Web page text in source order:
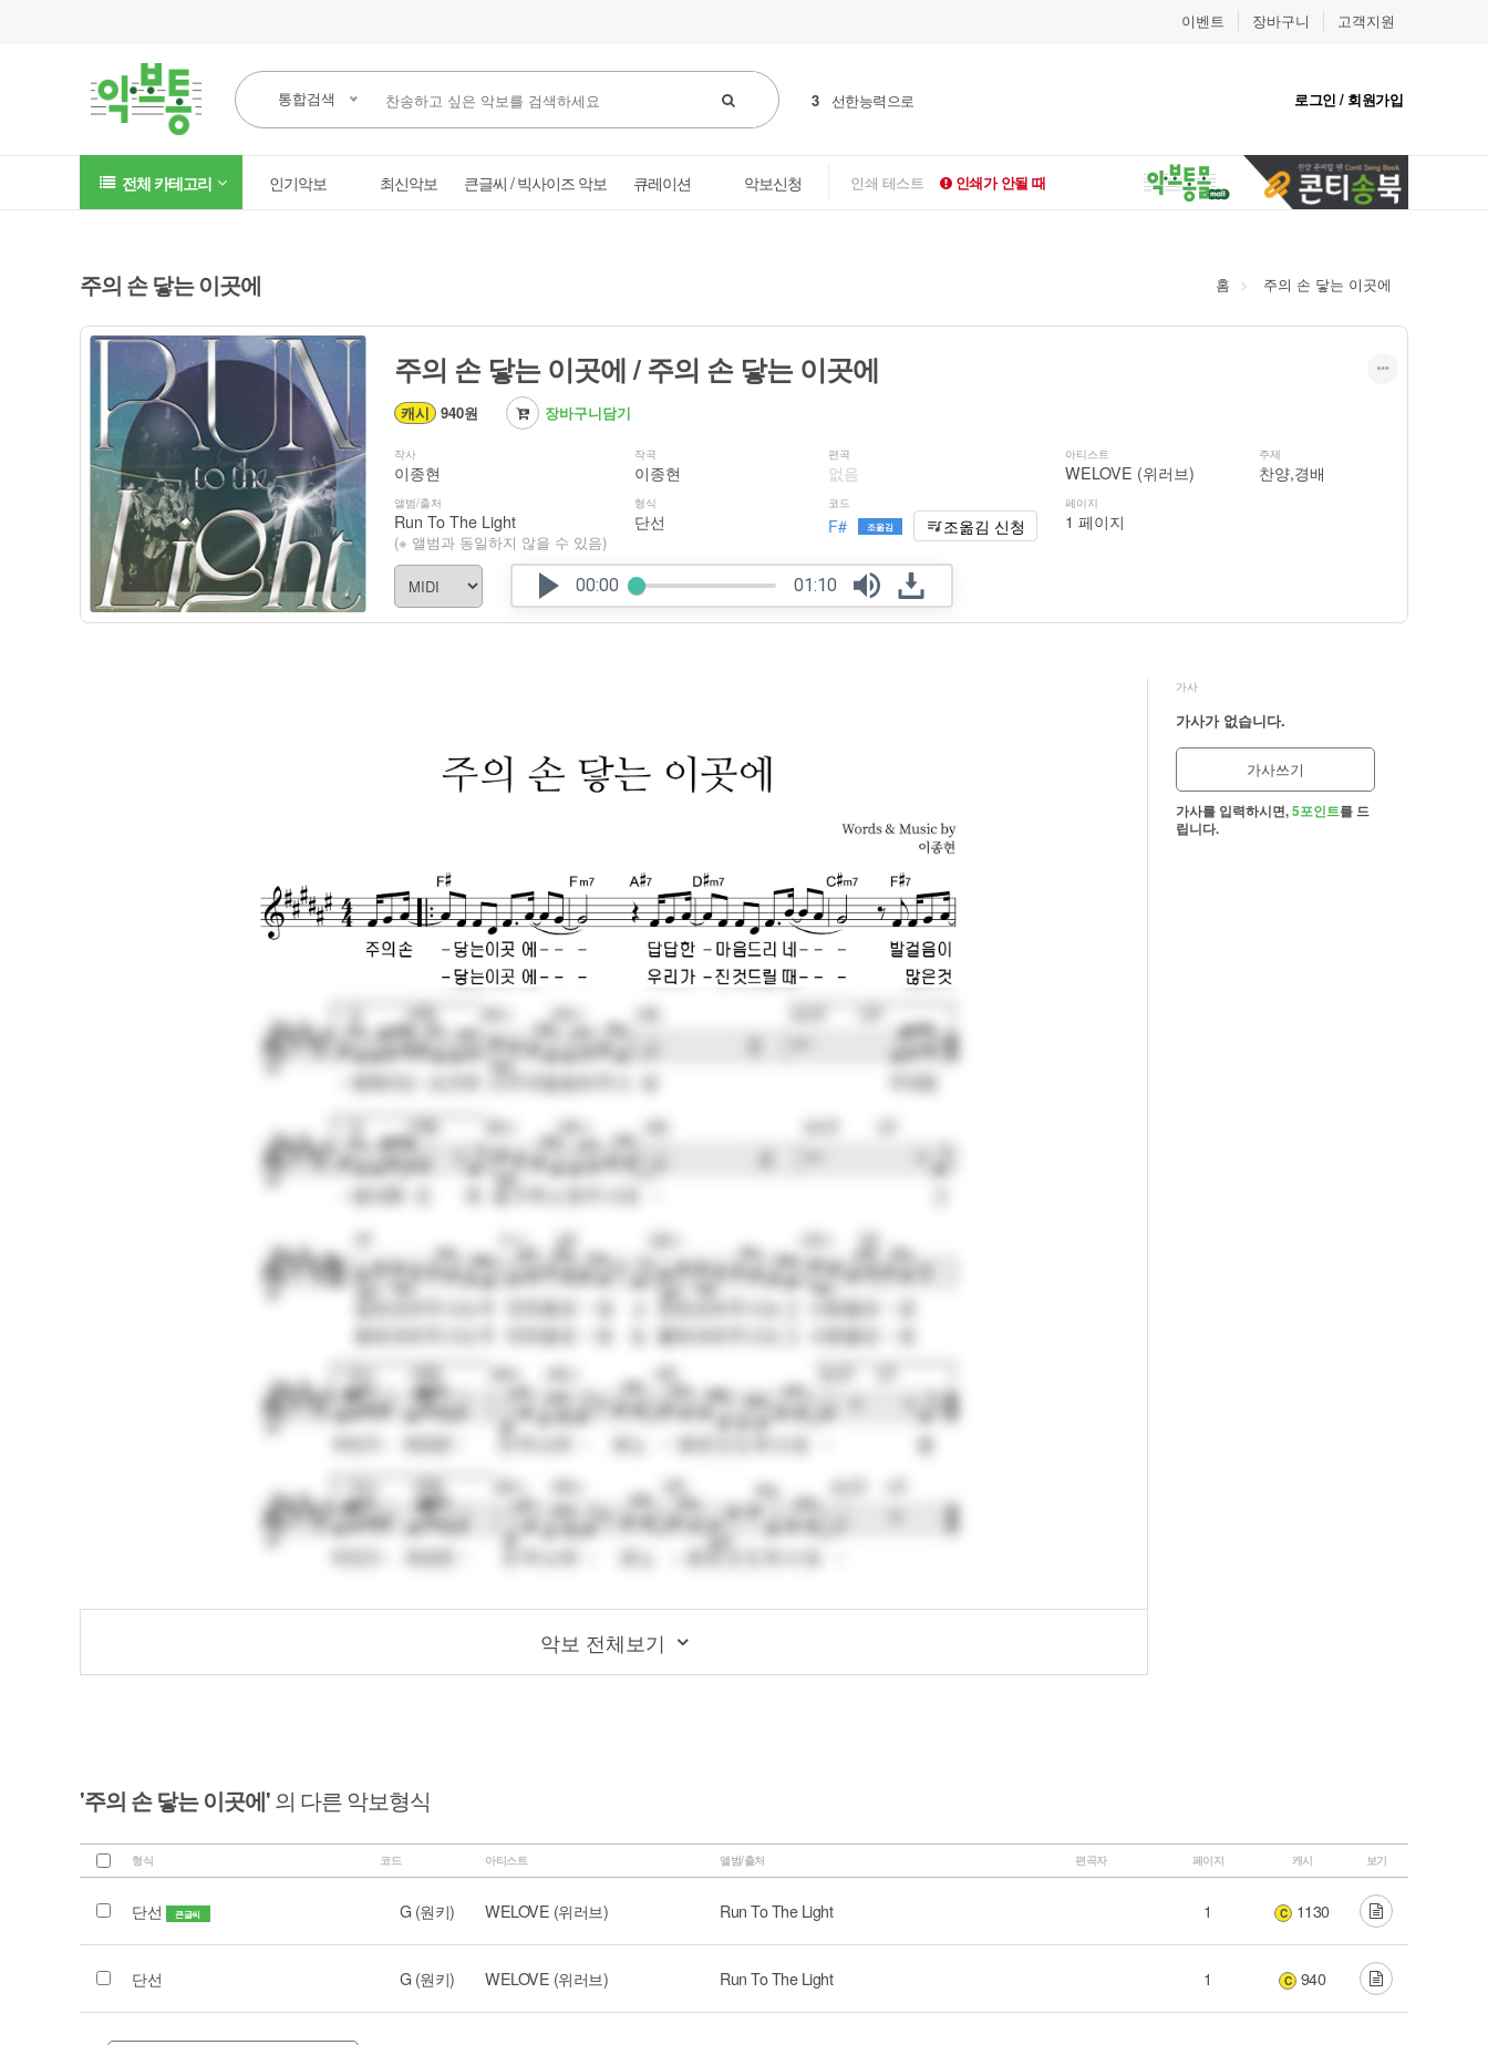
이벤트 장바구니 고객지원
통합검색 3 선한능력으로 로그인 / 회원가입
전체 카테고리 인기악보 최신악보 큰글씨 / 빅사이즈 악보 큐레이션 악보신청 인쇄 테스트 인쇄가 안될 때
주의 손 닿는 이곳에 홈 주의 손 닿는 이곳에
주의 손 닿는 이곳에 / 주의 손 닿는 이곳에
캐시 940원 장바구니담기
작사
이종현
앨범/출처
Run To The Light
(※ 앨범과 동일하지 않을 수 있음)
작곡
이종현
형식
단선
편곡
없음
코드
F# 조옮김 조옮김 신청
아티스트
WELOVE (위러브)
페이지
1 페이지
주제
찬양,경배
00:00 01:10
악보 전체보기
가사
가사가 없습니다.
가사쓰기
가사를 입력하시면,5포인트를 드
립니다.
'주의 손 닿는 이곳에'의 다른 악보형식
형식 코드 아티스트 앨범/출처 편곡자 페이지 캐시 보기
단선 큰글씨 G (원키) WELOVE (위러브) Run To The Light 1 C 1130
단선 G (원키) WELOVE (위러브) Run To The Light 1 C 940